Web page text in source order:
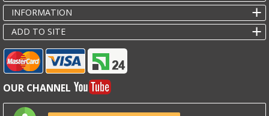
INFORMATION
ADD TO SITE
OUR CHANNEL